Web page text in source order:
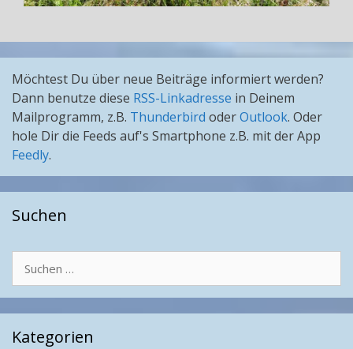
Möchtest Du über neue Beiträge informiert werden?
Dann benutze diese RSS-Linkadresse in Deinem
Mailprogramm, z.B. Thunderbird oderOutlook. Oder
hole Dir die Feeds auf's Smartphone z.B. mit der App
Feedly.
Suchen
nach:
Kategorien